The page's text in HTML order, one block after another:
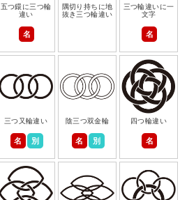
五つ鐶に三つ輪
違い
名
隅切り持ちに地
抜き三つ輪違い
三つ輪違いに一
文字
名
三つ又輪違い
名 別
陰三つ双金輪
名 別
四つ輪違い
名